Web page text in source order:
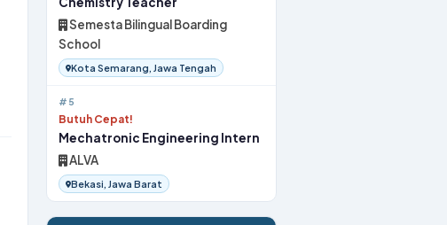
Semesta Bilingual Boarding
School
Kota Semarang, Jawa Tengah
#5
Butuh Cepat!
Mechatronic Engineering Intern
ALVA
Bekasi, Jawa Barat